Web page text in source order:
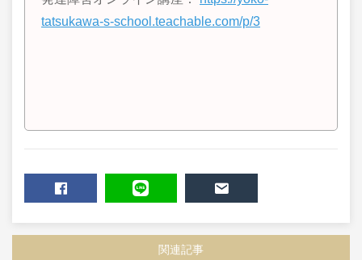
tatsukawa-s-school.teachable.com/p/3
関連記事